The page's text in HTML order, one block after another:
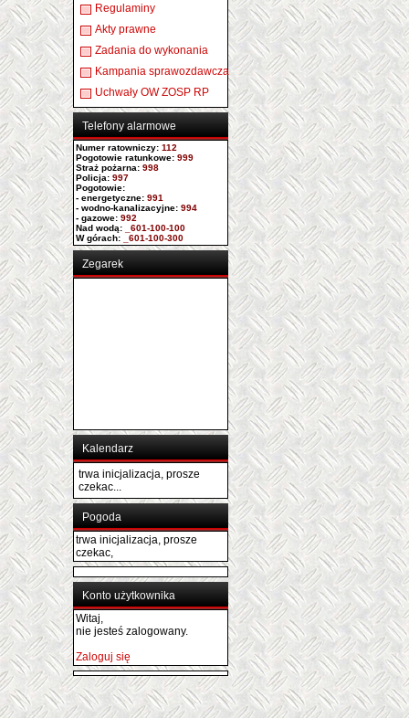
Regulaminy
Akty prawne
Zadania do wykonania
Kampania sprawozdawcza
Uchwały OW ZOSP RP
Telefony alarmowe
Numer ratowniczy: 112
Pogotowie ratunkowe: 999
Straż pożarna: 998
Policja: 997
Pogotowie:
- energetyczne: 991
- wodno-kanalizacyjne: 994
- gazowe: 992
Nad wodą: _601-100-100
W górach: _601-100-300
Zegarek
Kalendarz
trwa inicjalizacja, prosze
czekac...
Pogoda
trwa inicjalizacja, prosze
czekac,
Konto użytkownika
Witaj,
nie jesteś zalogowany.
Zaloguj się